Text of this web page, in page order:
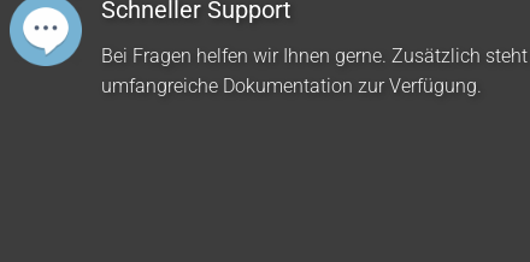
Schneller Support
Bei Fragen helfen wir Ihnen gerne. Zusätzlich
umfangreiche Dokumentation zur Verfügung.